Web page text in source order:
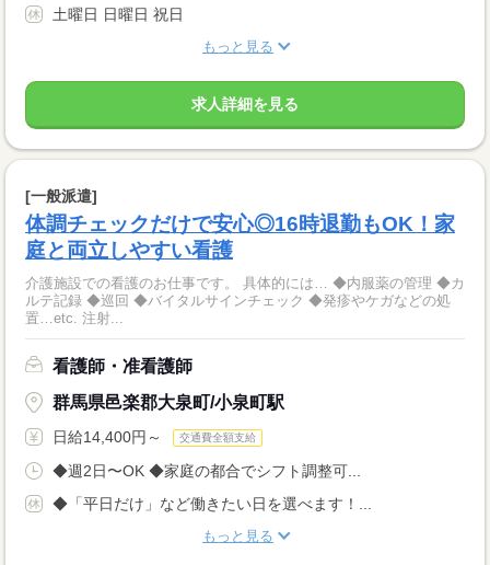
土曜日 日曜日 祝日
もっと見る
求人詳細を見る
[一般派遣]
体調チェックだけで安心◎16時退勤もOK！家
庭と両立しやすい看護
介護施設での看護のお仕事です。 具体的には… ◆内服薬の管理 ◆カ
ルテ記録 ◆巡回 ◆バイタルサインチェック ◆発疹やケガなどの処
置…etc. 注射...
看護師・准看護師
群馬県邑楽郡大泉町/小泉町駅
日給14,400円～ 交通費全額支給
◆週2日〜OK ◆家庭の都合でシフト調整可...
◆「平日だけ」など働きたい日を選べます！...
もっと見る